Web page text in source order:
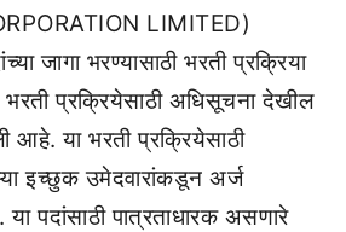
LIMITED)
जागा भरण्यासाठी भरती प्रक्रिया
प्रक्रियेसाठी अधिसूचना देखील
आहे. या भरती प्रक्रियेसाठी
इच्छुक उमेदवारांकडून अर्ज
पदांसाठी पात्रताधारक असणारे